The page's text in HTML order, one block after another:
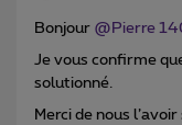
Bonjour @Pierre
Je vous confirme
solutionné.
Merci de nous